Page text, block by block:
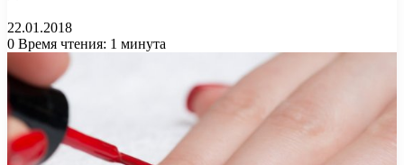
22.01.2018
0 Время чтения: 1 минута